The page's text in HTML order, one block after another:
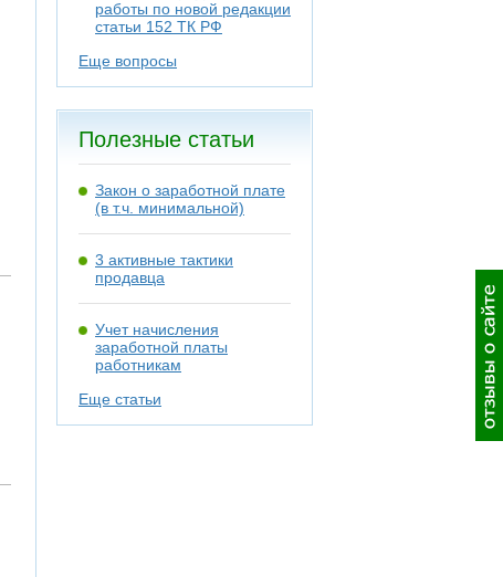
работы по новой редакции
статьи 152 ТК РФ
Еще вопросы
Полезные статьи
Закон о заработной плате
(в т.ч. минимальной)
3 активные тактики
продавца
Учет начисления
заработной платы
работникам
Еще статьи